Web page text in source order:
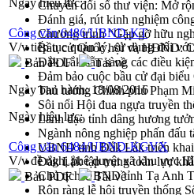
Chuyển đổi số thư viện: Mở
Đánh giá, rút kinh nghiệm
Chương trình “Gặp gỡ hữu
Bầu cử Quốc hội và HĐND:
Đắk Lắk sẵn sàng các điều
Đảm bảo cuộc bầu cử đại
Thủ tướng Chính phủ Phạm
Sôi nổi Hội đua ngựa truyền
Lãnh đạo tỉnh dâng hương
Ngành nông nghiệp phấn đấu
UBND tỉnh Đắk Lắk triển khai
Đắk Lắk tập trung toàn lực
Chủ tịch UBND tỉnh Tạ Anh
Rộn ràng lễ hội truyền thống
Ngày hiệu lực:
Công văn 6486/UBND-KT
V/v tiếp tục quản lý, sử dụng đối
Bản PDF
Tải về
Ngày ban hành:18/08/2016
Ngày hiệu lực:
Công văn 6484/UBND-KGVX
V/v đề nghị phê duyệt xã khu vực
Bản PDF
Tải về